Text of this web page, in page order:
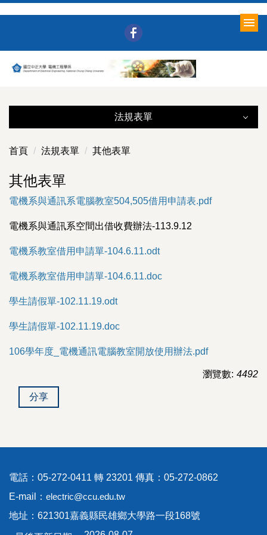
要
內
法規表單
所務行政（含法規）
表單下載
學生相關
課程資料
考古題下載
首頁 法規表單 其他表單
其他表單
電機系與通訊系電腦教室504,505借用申請表.pdf
電機系與通訊系空間出借收費辦法-113.9.12
電機系教室借用申請單-104.6.11.odt
電機系教室借用申請單-104.6.11.doc
學生請假單-102.11.19.odt
學生請假單-102.11.19.doc
106學年度_電機通訊電腦教室開放使用辦法.pdf
瀏覽數: 4492
分享
電話：05-272-0411 轉 23201 傳真：05-272-0862
E-mail： electric@ccu.edu.tw
地址：621301嘉義縣民雄鄉大學路一段168號